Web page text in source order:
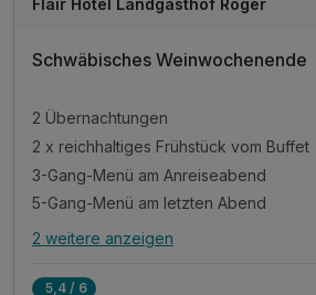
Schwäbisches Weinwochenende
2 Übernachtungen
2 x reichhaltiges Frühstück vom Buffet
3-Gang-Menü am Anreiseabend
5-Gang-Menü am letzten Abend
Alle Inklusivleistungen
2 weitere anzeigen
5,4 / 6